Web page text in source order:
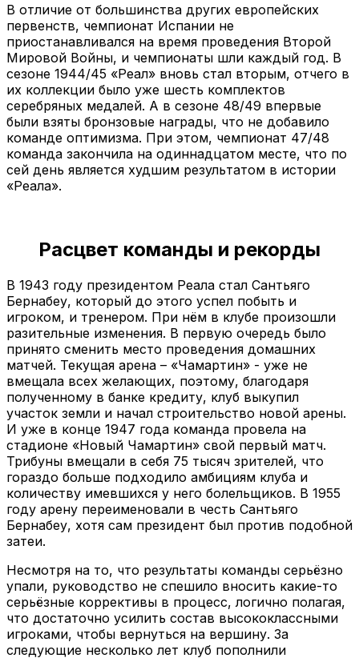
В отличие от большинства других европейских
первенств, чемпионат Испании не
приостанавливался на время проведения Второй
Мировой Войны, и чемпионаты шли каждый год. В
сезоне 1944/45 «Реал» вновь стал вторым, отчего в
их коллекции было уже шесть комплектов
серебряных медалей. А в сезоне 48/49 впервые
были взяты бронзовые награды, что не добавило
команде оптимизма. При этом, чемпионат 47/48
команда закончила на одиннадцатом месте, что по
сей день является худшим результатом в истории
«Реала».
Расцвет команды и рекорды
В 1943 году президентом Реала стал Сантьяго
Бернабеу, который до этого успел побыть и
игроком, и тренером. При нём в клубе произошли
разительные изменения. В первую очередь было
принято сменить место проведения домашних
матчей. Текущая арена – «Чамартин» - уже не
вмещала всех желающих, поэтому, благодаря
полученному в банке кредиту, клуб выкупил
участок земли и начал строительство новой арены.
И уже в конце 1947 года команда провела на
стадионе «Новый Чамартин» свой первый матч.
Трибуны вмещали в себя 75 тысяч зрителей, что
гораздо больше подходило амбициям клуба и
количеству имевшихся у него болельщиков. В 1955
году арену переименовали в честь Сантьяго
Бернабеу, хотя сам президент был против подобной
затеи.
Несмотря на то, что результаты команды серьёзно
упали, руководство не спешило вносить какие-то
серьёзные коррективы в процесс, логично полагая,
что достаточно усилить состав высококлассными
игроками, чтобы вернуться на вершину. За
следующие несколько лет клуб пополнили